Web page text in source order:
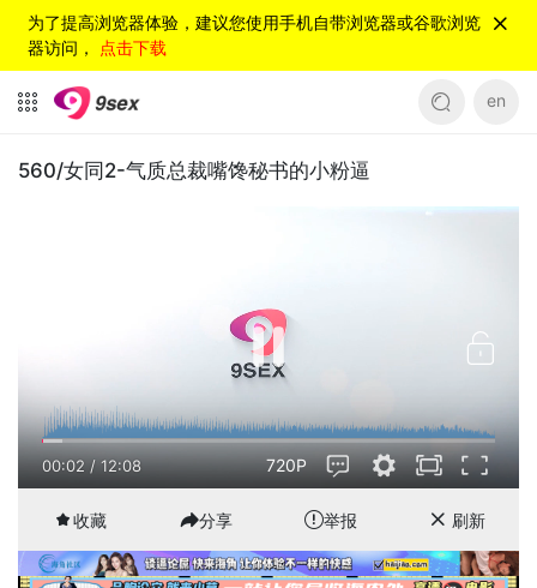
为了提高浏览器体验，建议您使用手机自带浏览器或谷歌浏览
器访问， 点击下载
en
560/女同2-气质总裁嘴馋秘书的小粉逼
00:02 / 12:08 720P
收藏 分享 举报 刷新